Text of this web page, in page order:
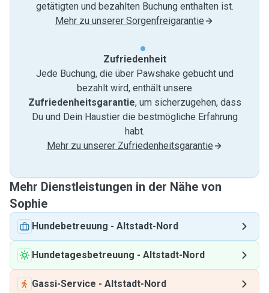
getätigten und bezahlten Buchung enthalten ist.
Mehr zu unserer Sorgenfreigarantie
Zufriedenheit
Jede Buchung, die über Pawshake gebucht und
bezahlt wird, enthält unsere
Zufriedenheitsgarantie, um sicherzugehen, dass
Du und Dein Haustier die bestmögliche Erfahrung
habt.
Mehr zu unserer Zufriedenheitsgarantie
Mehr Dienstleistungen in der Nähe von
Sophie
Hundebetreuung - Altstadt-Nord
Hundetagesbetreuung - Altstadt-Nord
Gassi-Service - Altstadt-Nord